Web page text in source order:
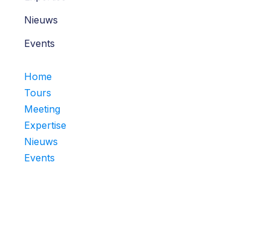
Nieuws
Events
Home
Tours
Meeting
Expertise
Nieuws
Events